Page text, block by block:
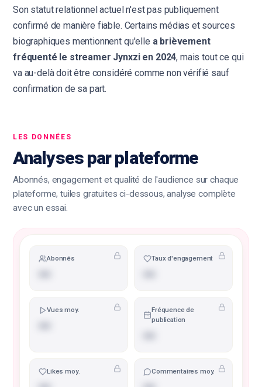
Son statut relationnel actuel n'est pas publiquement
confirmé de manière fiable. Certains médias et sources
biographiques mentionnent qu'elle a brièvement
fréquenté le streamer Jynxzi en 2024, mais tout ce qui
va au-delà doit être considéré comme non vérifié sauf
confirmation de sa part.
LES DONNÉES
Analyses par plateforme
Abonnés, engagement et qualité de l'audience sur chaque
plateforme, tuiles gratuites ci-dessous, analyse complète
avec un essai.
Abonnés Taux d'engagement
Vues moy.
Fréquence de
publication
Likes moy. Commentaires moy.